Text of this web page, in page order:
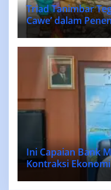
Triad Tanimbar
Cawe’ dalam
MASELA.
Ini Capaian Bank
Kontraksi